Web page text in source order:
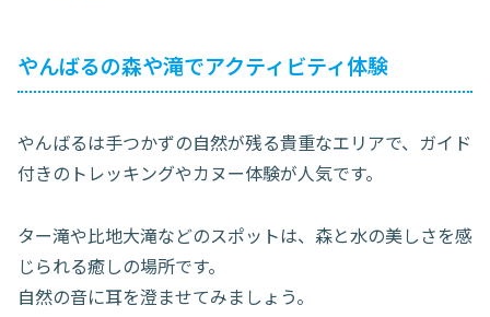
やんばるの森や滝でアクティビティ体験
やんばるは手つかずの自然が残る貴重なエリアで、ガイド
付きのトレッキングやカヌー体験が人気です。
ター滝や比地大滝などのスポットは、森と水の美しさを感
じられる癒しの場所です。
自然の音に耳を澄ませてみましょう。